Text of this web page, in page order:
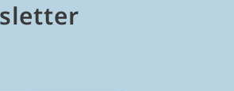
nos anos
um jogo de
Existem centenas